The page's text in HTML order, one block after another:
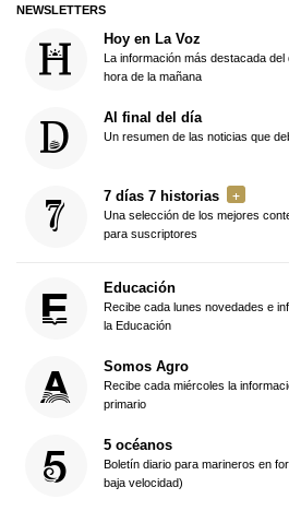
NEWSLETTERS
Hoy en La Voz
La información más destacada
hora de la mañana
Al final del día
Un resumen de las noticias que
7 días 7 historias
Una selección de los mejores
para suscriptores
Educación
Recibe cada lunes novedades e
la Educación
Somos Agro
Recibe cada miércoles la
primario
5 océanos
Boletín diario para marineros en
baja velocidad)